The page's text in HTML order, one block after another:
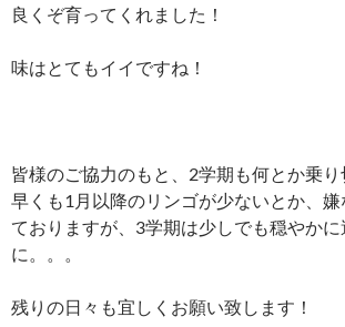
良くぞ育ってくれました！
味はとてもイイですね！
皆様のご協力のもと、2学期も何とか乗
早くも1月以降のリンゴが少ないとか、嫌
ておりますが、3学期は少しでも穏やかに
に。。。
残りの日々も宜しくお願い致します！